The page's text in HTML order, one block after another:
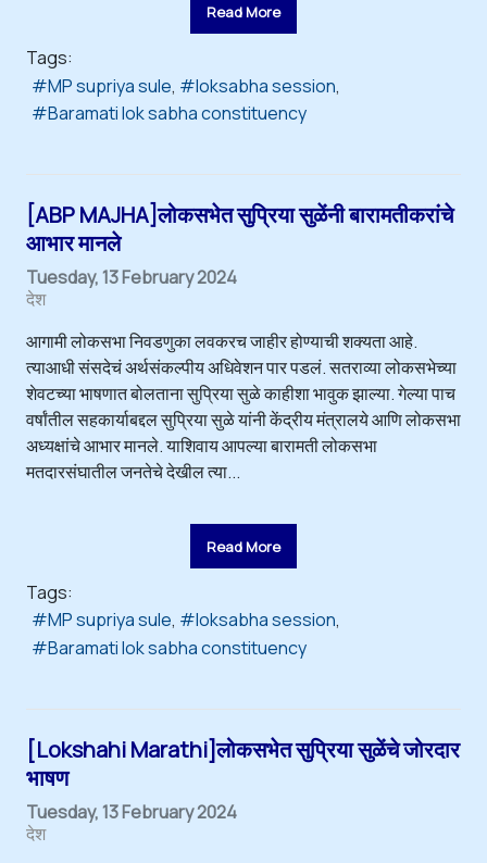
Read More
Tags:
MP supriya sule
loksabha session
Baramati lok sabha constituency
[ABP MAJHA]लोकसभेत सुप्रिया सुळेंनी बारामतीकरांचे
आभार मानले
Tuesday, 13 February 2024
देश
आगामी लोकसभा निवडणुका लवकरच जाहीर होण्याची शक्यता आहे.
त्याआधी संसदेचं अर्थसंकल्पीय अधिवेशन पार पडलं. सतराव्या लोकसभेच्या
शेवटच्या भाषणात बोलताना सुप्रिया सुळे काहीशा भावुक झाल्या. गेल्या पाच
वर्षांतील सहकार्याबद्दल सुप्रिया सुळे यांनी केंद्रीय मंत्रालये आणि लोकसभा
अध्यक्षांचे आभार मानले. याशिवाय आपल्या बारामती लोकसभा
मतदारसंघातील जनतेचे देखील त्या...
Read More
Tags:
MP supriya sule
loksabha session
Baramati lok sabha constituency
[Lokshahi Marathi]लोकसभेत सुप्रिया सुळेंचे जोरदार
भाषण
Tuesday, 13 February 2024
देश